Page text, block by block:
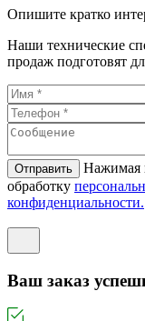
Опишите кратко
Наши технические
продаж подготовят
Отправить
Нажимая
обработку
конфиденциальности.
Ваш заказ